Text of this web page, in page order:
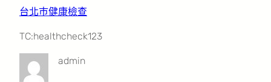
台北巿健康檢查
TC:healthcheck123
admin